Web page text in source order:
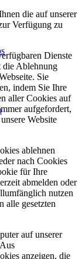
die auf unserer
Verfügung zu
Dienste
die Ablehnung
Sie
indem Sie Ihre
aller Cookies auf
aufgefordert,
Website
ablehnen
nach Cookies
für Ihre
abmelden oder
nutzen
alle gesetzten
auf unserer
anzeigen, die